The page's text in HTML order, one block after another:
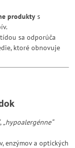
produkty s
sa odporúča
ktoré obnovuje
, „hypoalergénne“
enzýmov a optických